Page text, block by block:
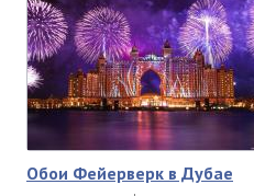
Обои Фейерверк в Дубае